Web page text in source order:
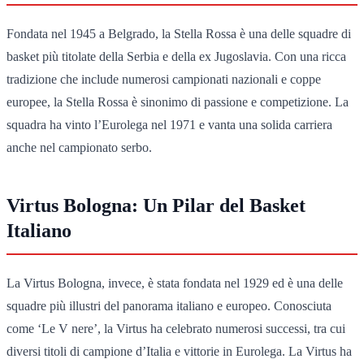
Fondata nel 1945 a Belgrado, la Stella Rossa è una delle squadre di
basket più titolate della Serbia e della ex Jugoslavia. Con una ricca
tradizione che include numerosi campionati nazionali e coppe
europee, la Stella Rossa è sinonimo di passione e competizione. La
squadra ha vinto l’Eurolega nel 1971 e vanta una solida carriera
anche nel campionato serbo.
Virtus Bologna: Un Pilar del Basket
Italiano
La Virtus Bologna, invece, è stata fondata nel 1929 ed è una delle
squadre più illustri del panorama italiano e europeo. Conosciuta
come ‘Le V nere’, la Virtus ha celebrato numerosi successi, tra cui
diversi titoli di campione d’Italia e vittorie in Eurolega. La Virtus ha